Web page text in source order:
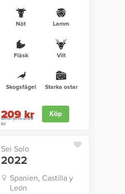
Nöt Lamm
Fläsk Vilt
Skogsfågel Starka ostar
Ord. pris 259
kr
209 kr Köp
Sei Solo
2022
Spanien, Castilla y
León